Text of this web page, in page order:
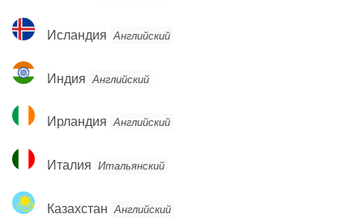
Исландия
Исландия Английский
Индия
Индия Английский
Ирландия
Ирландия Английский
Италия
Италия Итальянский
Казахстан
Казахстан Английский